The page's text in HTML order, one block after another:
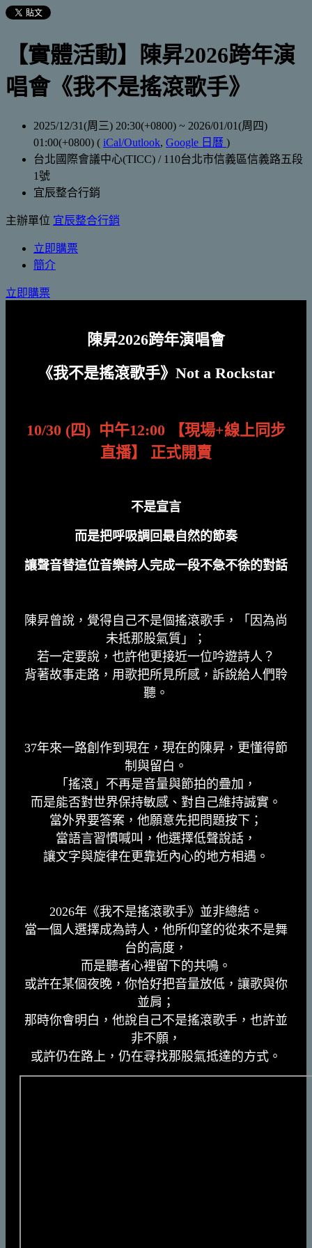
【實體活動】陳昇2026跨年演
唱會《我不是搖滾歌手》
2025/12/31(周三) 20:30(+0800) ~ 2026/01/01(周四)
01:00(+0800) ( iCal/Outlook, Google 日曆 )
台北國際會議中心(TICC) / 110台北市信義區信義路五段
1號
宜辰整合行銷
主辦單位 宜辰整合行銷
立即購票
簡介
立即購票
陳昇2026跨年演唱會
《我不是搖滾歌手》Not a Rockstar
10/30 (四) 中午12:00 【現場+線上同步
直播】 正式開賣
不是宣言
而是把呼吸調回最自然的節奏
讓聲音替這位音樂詩人完成一段不急不徐的對話
陳昇曾說，覺得自己不是個搖滾歌手，「因為尚
未抵那股氣質」；
若一定要說，也許他更接近一位吟遊詩人？
背著故事走路，用歌把所見所感，訴說給人們聆
聽。
37年來一路創作到現在，現在的陳昇，更懂得節
制與留白。
「搖滾」不再是音量與節拍的疊加，
而是能否對世界保持敏感、對自己維持誠實。
當外界要答案，他願意先把問題按下；
當語言習慣喊叫，他選擇低聲說話，
讓文字與旋律在更靠近內心的地方相遇。
2026年《我不是搖滾歌手》並非總結。
當一個人選擇成為詩人，他所仰望的從來不是舞
台的高度，
而是聽者心裡留下的共鳴。
或許在某個夜晚，你恰好把音量放低，讓歌與你
並肩；
那時你會明白，他說自己不是搖滾歌手，也許並
非不願，
或許仍在路上，仍在尋找那股氣抵達的方式。